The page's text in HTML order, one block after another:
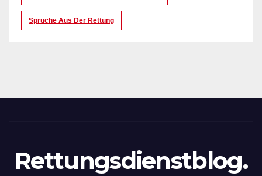
Sprüche Aus Der Rettung
Rettungsdienstblog.